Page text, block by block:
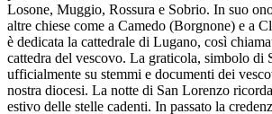
Losone, Muggio, Rossura e Sobrio. In suo
altre chiese come a Camedo (Borgnone) e a
è dedicata la cattedrale di Lugano, così
cattedra del vescovo. La graticola, simbolo di
ufficialmente su stemmi e documenti dei
nostra diocesi. La notte di San Lorenzo
estivo delle stelle cadenti. In passato la